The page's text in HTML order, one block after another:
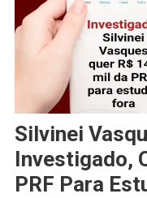
Silvinei
Investigado,
PRF Para